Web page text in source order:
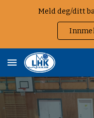
Meld deg/ditt